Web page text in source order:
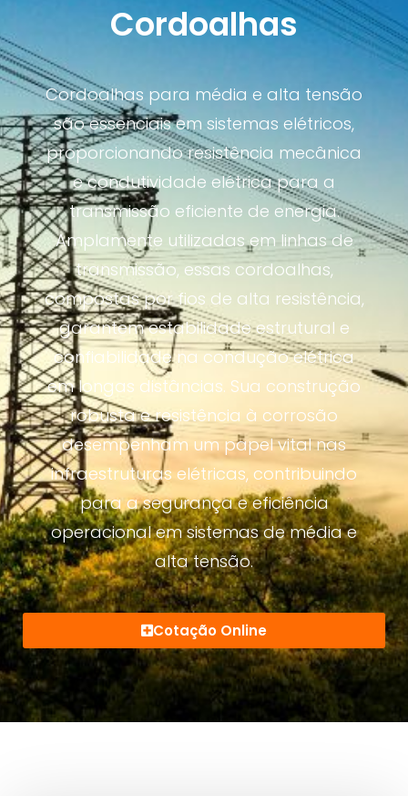
Cordoalhas
Cordoalhas para média e alta tensão
são essenciais em sistemas elétricos,
proporcionando resistência mecânica
e condutividade elétrica para a
transmissão eficiente de energia.
Amplamente utilizadas em linhas de
transmissão, essas cordoalhas,
compostas por fios de alta resistência,
garantem estabilidade estrutural e
confiabilidade na condução elétrica
em longas distâncias. Sua construção
robusta e resistência à corrosão
desempenham um papel vital nas
infraestruturas elétricas, contribuindo
para a segurança e eficiência
operacional em sistemas de média e
alta tensão.
Cotação Online